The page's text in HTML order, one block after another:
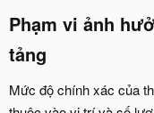
Phạm vi ảnh
tảng​
Mức độ chính xác của